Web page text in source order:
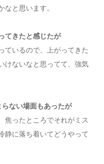
と思います。
てきたと感じたが
ているので、上がってきた
けないなと思ってて、強気
ない場面もあったが
焦ったところでそれがミス
静に落ち着いてどうやって